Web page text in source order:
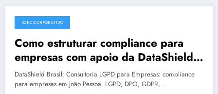
julho 16, 2025
LGPD CORPORATIVO
Como estruturar compliance para
empresas com apoio da DataShield
Brasil em João Pessoa | Série
DataShield 078
DataShield Brasil: Consultoria LGPD para Empresas: compliance
para empresas em João Pessoa. LGPD, DPO, GDPR,…